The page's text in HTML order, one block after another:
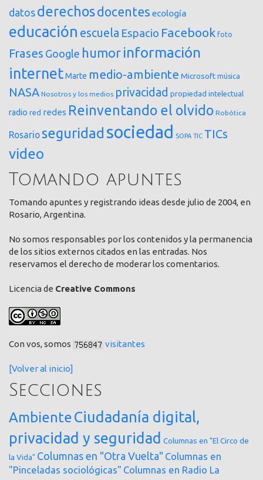
datos derechosdocentes ecología
educación escuela Espacio Facebook foto
Frases Google humor información
internetMarte medio-ambiente Microsoft música
NASA Nosotros y los medios privacidad propiedad intelectual
radio red redes Reinventando el olvido Robótica
Rosario seguridad sociedad SOPA TIC TICs
video
Tomando apuntes
Tomando apuntes y registrando ideas desde julio de 2004, en
Rosario, Argentina.
No somos responsables por los contenidos y la permanencia
de los sitios externos citados en las entradas. Nos
reservamos el derecho de moderar los comentarios.
Licencia de Creative Commons
Con vos, somos visitantes
[Volver al inicio]
Secciones
AmbienteCiudadanía digital,
privacidad y seguridad Columnas en "El Circo de
la Vida" Columnas en "Otra Vuelta" Columnas en
"Pinceladas sociológicas" Columnas en Radio La